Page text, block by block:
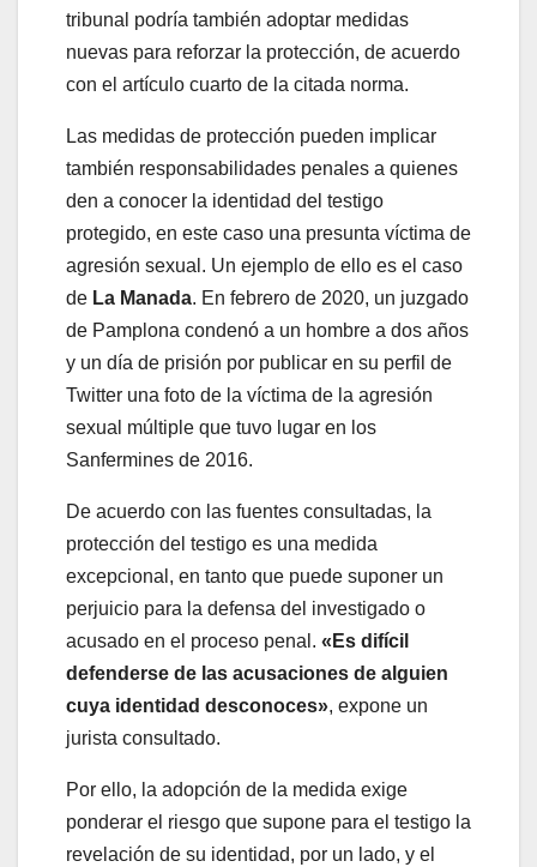
tribunal podría también adoptar medidas
nuevas para reforzar la protección, de acuerdo
con el artículo cuarto de la citada norma.
Las medidas de protección pueden implicar
también responsabilidades penales a quienes
den a conocer la identidad del testigo
protegido, en este caso una presunta víctima de
agresión sexual. Un ejemplo de ello es el caso
de La Manada. En febrero de 2020, un juzgado
de Pamplona condenó a un hombre a dos años
y un día de prisión por publicar en su perfil de
Twitter una foto de la víctima de la agresión
sexual múltiple que tuvo lugar en los
Sanfermines de 2016.
De acuerdo con las fuentes consultadas, la
protección del testigo es una medida
excepcional, en tanto que puede suponer un
perjuicio para la defensa del investigado o
acusado en el proceso penal. «Es difícil
defenderse de las acusaciones de alguien
cuya identidad desconoces», expone un
jurista consultado.
Por ello, la adopción de la medida exige
ponderar el riesgo que supone para el testigo la
revelación de su identidad, por un lado, y el